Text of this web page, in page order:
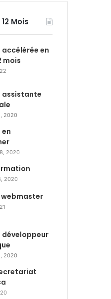
Mois
en
mois
assistante
2020
2020
2020
2020